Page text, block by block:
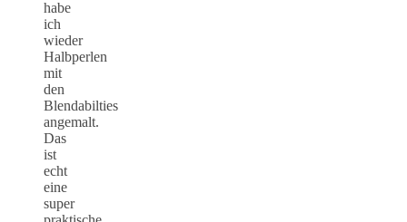
habe
ich
wieder
Halbperlen
mit
den
Blendabilties
angemalt.
Das
ist
echt
eine
super